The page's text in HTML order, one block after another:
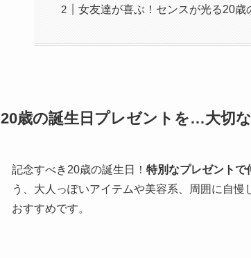
女友達が喜ぶ！センスが光る20歳
20歳の誕生日プレゼントを…大切
記念すべき20歳の誕生日！ 特別なプレゼントで
う、大人っぽいアイテムや美容系、周囲に自
おすすめです。